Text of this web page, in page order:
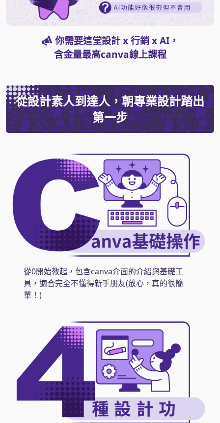
你需要這堂設計 x 行銷 x AI，
含金量最高canva線上課程
從設計素人到達人，朝專業設計踏出
第一步
從0開始教起，包含canva介面的介紹與基礎工
具，適合完全不懂得新手朋友(放心，真的很簡
單！)